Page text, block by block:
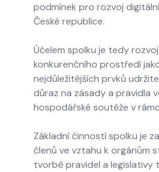
podmínek pro rozvoj
České republice.
Účelem spolku je tedy
konkurenčního prostředí
nejdůležitějších prvků
důraz na zásady a pravidla
hospodářské soutěže v
Základní činností spolku je
členů ve vztahu k orgánům
tvorbě pravidel a legislativy